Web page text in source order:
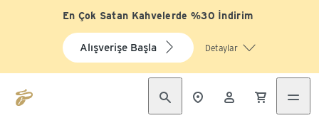
En Çok Satan Kahvelerde %30 İndirim
Alışverişe Başla Detaylar